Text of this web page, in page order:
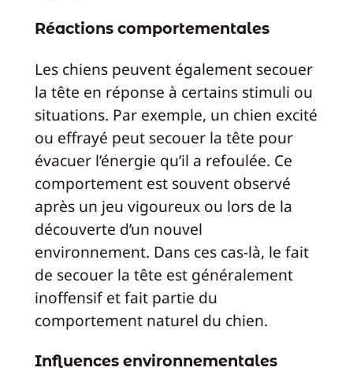
Réactions comportementales
Les chiens peuvent également secouer
la tête en réponse à certains stimuli ou
situations. Par exemple, un chien excité
ou effrayé peut secouer la tête pour
évacuer l’énergie qu’il a refoulée. Ce
comportement est souvent observé
après un jeu vigoureux ou lors de la
découverte d’un nouvel
environnement. Dans ces cas-là, le fait
de secouer la tête est généralement
inoffensif et fait partie du
comportement naturel du chien.
Influences environnementales